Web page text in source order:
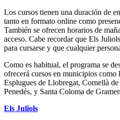
Los cursos tienen una duración de
tanto en formato online como
También se ofrecen horarios de
acceso. Cabe recordar que Els
para cursarse y que cualquier
Como es habitual, el programa se
ofrecerá cursos en municipios como
Esplugues de Llobregat, Cornellà
Penedés, y Santa Coloma de
Els Juliols